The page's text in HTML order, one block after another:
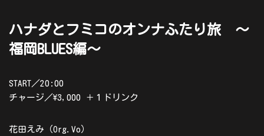
ハナダとフミコのオンナふたり旅 ～
福岡BLUES編～
START／20:00
チャージ／\3,000 ＋１ドリンク
花田えみ（Org.Vo）